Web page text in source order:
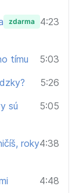
zdarma 4:23
tímu
5:03
5:26
sú
5:05
roky4:38
4:48